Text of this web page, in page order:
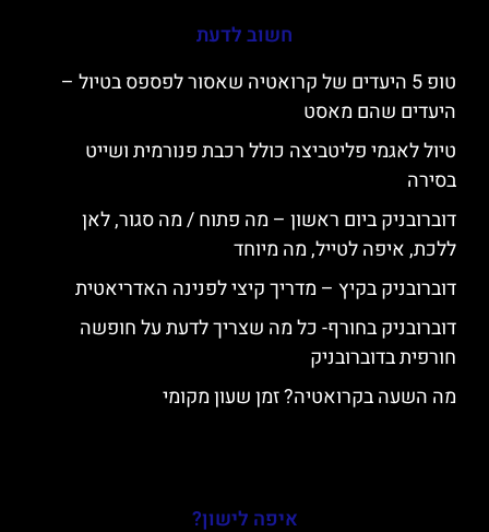
חשוב לדעת
טופ 5 היעדים של קרואטיה שאסור לפספס בטיול –
היעדים שהם מאסט
טיול לאגמי פליטביצה כולל רכבת פנורמית ושייט
בסירה
דוברובניק ביום ראשון – מה פתוח / מה סגור, לאן
ללכת, איפה לטייל, מה מיוחד
דוברובניק בקיץ – מדריך קיצי לפנינה האדריאטית
דוברובניק בחורף- כל מה שצריך לדעת על חופשה
חורפית בדוברובניק
מה השעה בקרואטיה? זמן שעון מקומי
איפה לישון?